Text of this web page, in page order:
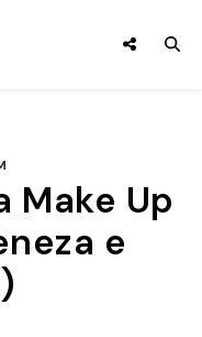
Make Up
e